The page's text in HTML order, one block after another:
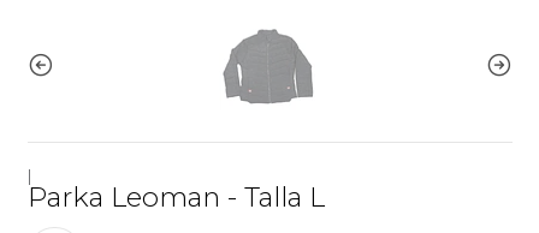
Parka Leoman - Talla L